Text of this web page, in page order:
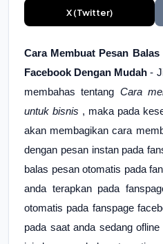
X (Twitter)
Cara Membuat Pesan
Facebook Dengan Mudah -
membahas tentang Cara
untuk bisnis , maka pada
akan membagikan cara
dengan pesan instan pada
balas pesan otomatis pada
anda terapkan pada
otomatis pada fanspage
pada saat anda sedang